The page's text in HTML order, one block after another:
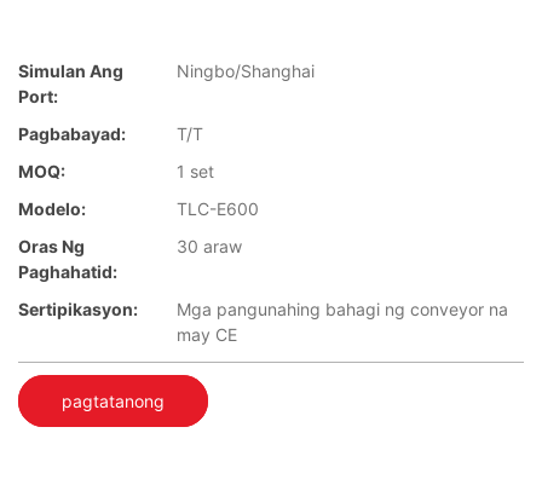
Simulan Ang
Port:
Ningbo/Shanghai
Pagbabayad:
T/T
MOQ:
1 set
Modelo:
TLC-E600
Oras Ng
Paghahatid:
30 araw
Sertipikasyon:
Mga pangunahing bahagi ng conveyor na
may CE
pagtatanong